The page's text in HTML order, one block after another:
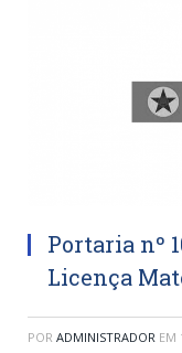
Portaria nº
Licença
POR ADMINISTRADOR EM